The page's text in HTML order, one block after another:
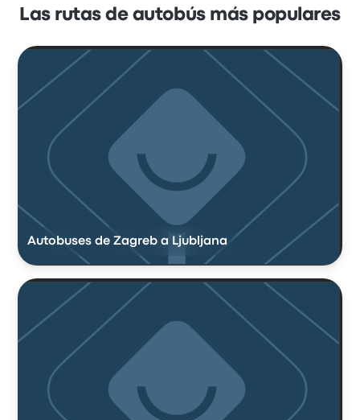
Las rutas de autobús más populares
Autobuses de Zagreb a Ljubljana